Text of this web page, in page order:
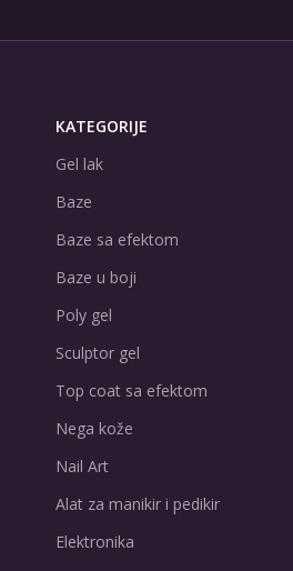
KATEGORIJE
Gel lak
Baze
Baze sa efektom
Baze u boji
Poly gel
Sculptor gel
Top coat sa efektom
Nega kože
Nail Art
Alat za manikir i pedikir
Elektronika